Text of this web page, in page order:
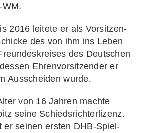
WM.
2016 lei­te­te er als Vor­sit­zen­
des von ihm ins Leben
des Deut­schen
Ehren­vor­sit­zen­der er
Aus­schei­den wurde.
von 16 Jah­ren mach­te
sei­ne Schieds­rich­ter­li­zenz.
er sei­nen ers­ten DHB-Spiel­